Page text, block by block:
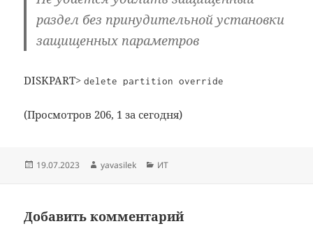
раздел без принудительной установки
защищенных параметров
DISKPART>delete partition override
(Просмотров 206, 1 за сегодня)
Опубликовано
19.07.2023 Автор
yavasilek Рубрики
ИТ
Добавить комментарий